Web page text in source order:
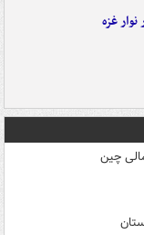
غزه
چین